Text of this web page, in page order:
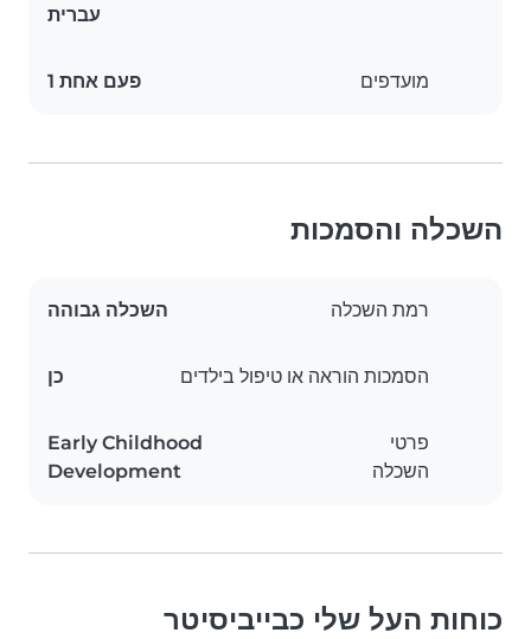
עברית
מועדפים פעם אחת 1
השכלה והסמכות
רמת השכלה השכלה גבוהה
הסמכות הוראה או טיפול בילדים כן
פרטי
השכלה
Early Childhood
Development
כוחות העל שלי כבייביסיטר